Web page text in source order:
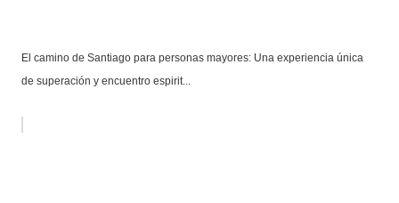
El camino de Santiago para personas mayores: Una experiencia única
de superación y encuentro espirit...